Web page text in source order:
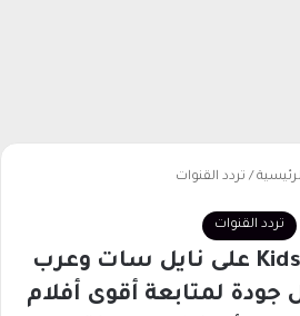
/ تردد القنوات
تردد القنوات
تردد قناة كيدز Kids 5 على نايل سات وعرب
لمتابعة أقوى أفلام